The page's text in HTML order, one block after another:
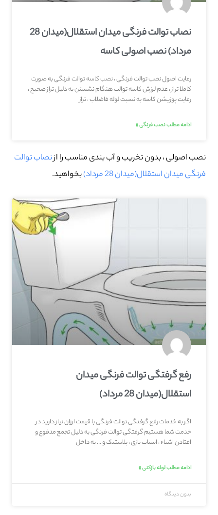
نصاب توالت فرنگی میدان استقلال(میدان 28
مرداد) نصب اصولی کاسه
رعایت اصول نصب توالت فرنگی ، نصب کاسه توالت فرنگی به صورت
کاملا تراز ، عدم لرزش کاسه توالت هنگام نشستن به دلیل تراز صحیح ،
رعایت پوزیشن کاسه به نسبت لوله فاضلاب ، تراز
ادامه مطلب نصب فرنگی »
نصب اصولی ، بدون تخریب و آب بندی مناسب را ازنصاب توالت
فرنگی میدان استقلال(میدان 28 مرداد)
بخواهید.
رفع گرفتگی توالت فرنگی میدان
استقلال(میدان 28 مرداد)
اگر به خدمات رفع گرفتگی توالت فرنگی با قیمت ارزان نیاز دارید در
خدمت شما هستیم گرفتگی توالت فرنگی به دلیل تجمع مدفوع و
افتادن اشیاء ، اسباب بازی ، پلاستیک و … به داخل
ادامه مطلب لوله بازکنی »
بدون دیدگاه